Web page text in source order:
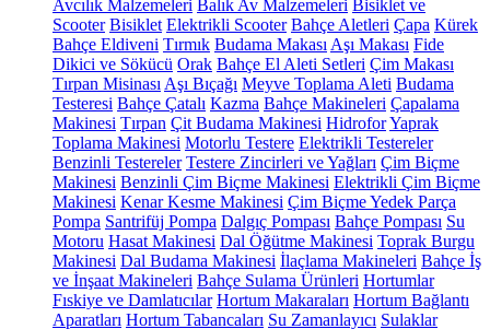
Avcılık Malzemeleri Balık Av Malzemeleri Bisiklet ve
Scooter Bisiklet Elektrikli Scooter Bahçe Aletleri Çapa Kürek
Bahçe Eldiveni Tırmık Budama Makası Aşı Makası Fide
Dikici ve Sökücü Orak Bahçe El Aleti Setleri Çim Makası
Tırpan Misinası Aşı Bıçağı Meyve Toplama Aleti Budama
Testeresi Bahçe Çatalı Kazma Bahçe Makineleri Çapalama
Makinesi Tırpan Çit Budama Makinesi HidroforYaprak
Toplama Makinesi Motorlu Testere Elektrikli Testereler
Benzinli Testereler Testere Zincirleri ve Yağları Çim Biçme
Makinesi Benzinli Çim Biçme Makinesi Elektrikli Çim Biçme
Makinesi Kenar Kesme Makinesi Çim Biçme Yedek Parça
Pompa Santrifüj Pompa Dalgıç Pompası Bahçe Pompası Su
Motoru Hasat Makinesi Dal Öğütme Makinesi Toprak Burgu
Makinesi Dal Budama Makinesi İlaçlama Makineleri Bahçe İş
ve İnşaat Makineleri Bahçe Sulama Ürünleri Hortumlar
Fıskiye ve Damlatıcılar Hortum Makaraları Hortum Bağlantı
Aparatları Hortum Tabancaları Su Zamanlayıcı Sulaklar